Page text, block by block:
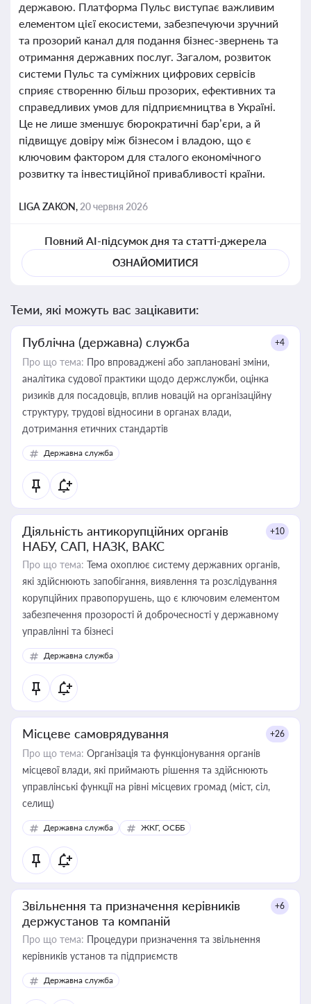
державою. Платформа Пульс виступає важливим
елементом цієї екосистеми, забезпечуючи зручний
та прозорий канал для подання бізнес-звернень та
отримання державних послуг. Загалом, розвиток
системи Пульс та суміжних цифрових сервісів
сприяє створенню більш прозорих, ефективних та
справедливих умов для підприємництва в Україні.
Це не лише зменшує бюрократичні бар’єри, а й
підвищує довіру між бізнесом і владою, що є
ключовим фактором для сталого економічного
розвитку та інвестиційної привабливості країни.
LIGA ZAKON, 20 червня 2026
Повний AI-підсумок дня та статті-джерела
ОЗНАЙОМИТИСЯ
Теми, які можуть вас зацікавити:
Публічна (державна) служба +4
Про що тема: Про впроваджені або заплановані зміни,
аналітика судової практики щодо держслужби, оцінка
ризиків для посадовців, вплив новацій на організаційну
структуру, трудові відносини в органах влади,
дотримання етичних стандартів
Державна служба
Діяльність антикорупційних органів
НАБУ, САП, НАЗК, ВАКС
+10
Про що тема: Тема охоплює систему державних органів,
які здійснюють запобігання, виявлення та розслідування
корупційних правопорушень, що є ключовим елементом
забезпечення прозорості й доброчесності у державному
управлінні та бізнесі
Державна служба
Місцеве самоврядування +26
Про що тема: Організація та функціонування органів
місцевої влади, які приймають рішення та здійснюють
управлінські функції на рівні місцевих громад (міст, сіл,
селищ)
Державна служба ЖКГ, ОСББ
Звільнення та призначення керівників
держустанов та компаній
+6
Про що тема: Процедури призначення та звільнення
керівників установ та підприємств
Державна служба